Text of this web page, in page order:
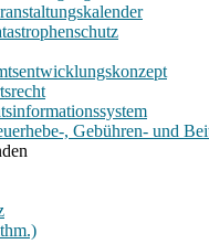
, Gebühren- und